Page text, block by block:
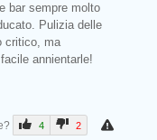
bar sempre molto
Pulizia delle
critico, ma
annientarle!
4 2